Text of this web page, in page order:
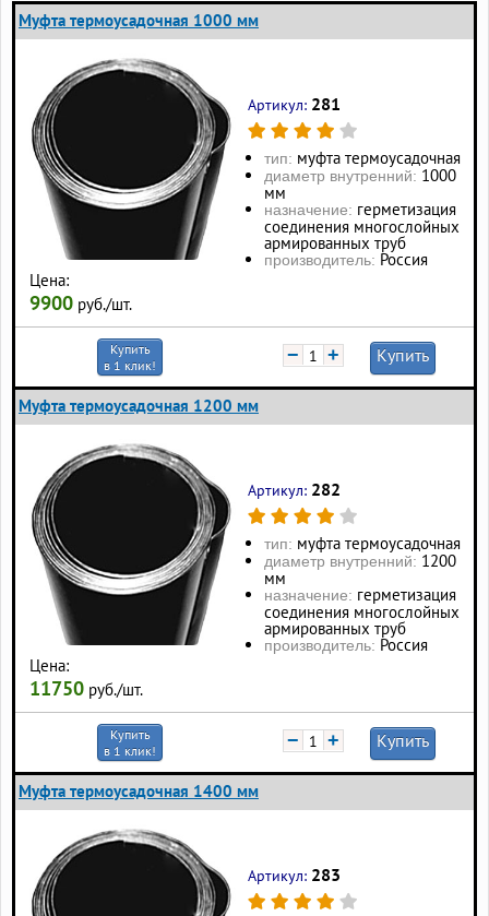
Муфта термоусадочная 1000 мм
Цена:
9900 руб./шт.
Артикул: 281
тип: муфта термоусадочная
диаметр внутренний: 1000
мм
назначение: герметизация
соединения многослойных
армированных труб
производитель: Россия
Купить
в 1 клик!
− + Купить
Муфта термоусадочная 1200 мм
Цена:
11750 руб./шт.
Артикул: 282
тип: муфта термоусадочная
диаметр внутренний: 1200
мм
назначение: герметизация
соединения многослойных
армированных труб
производитель: Россия
Купить
в 1 клик!
− + Купить
Муфта термоусадочная 1400 мм
Артикул: 283